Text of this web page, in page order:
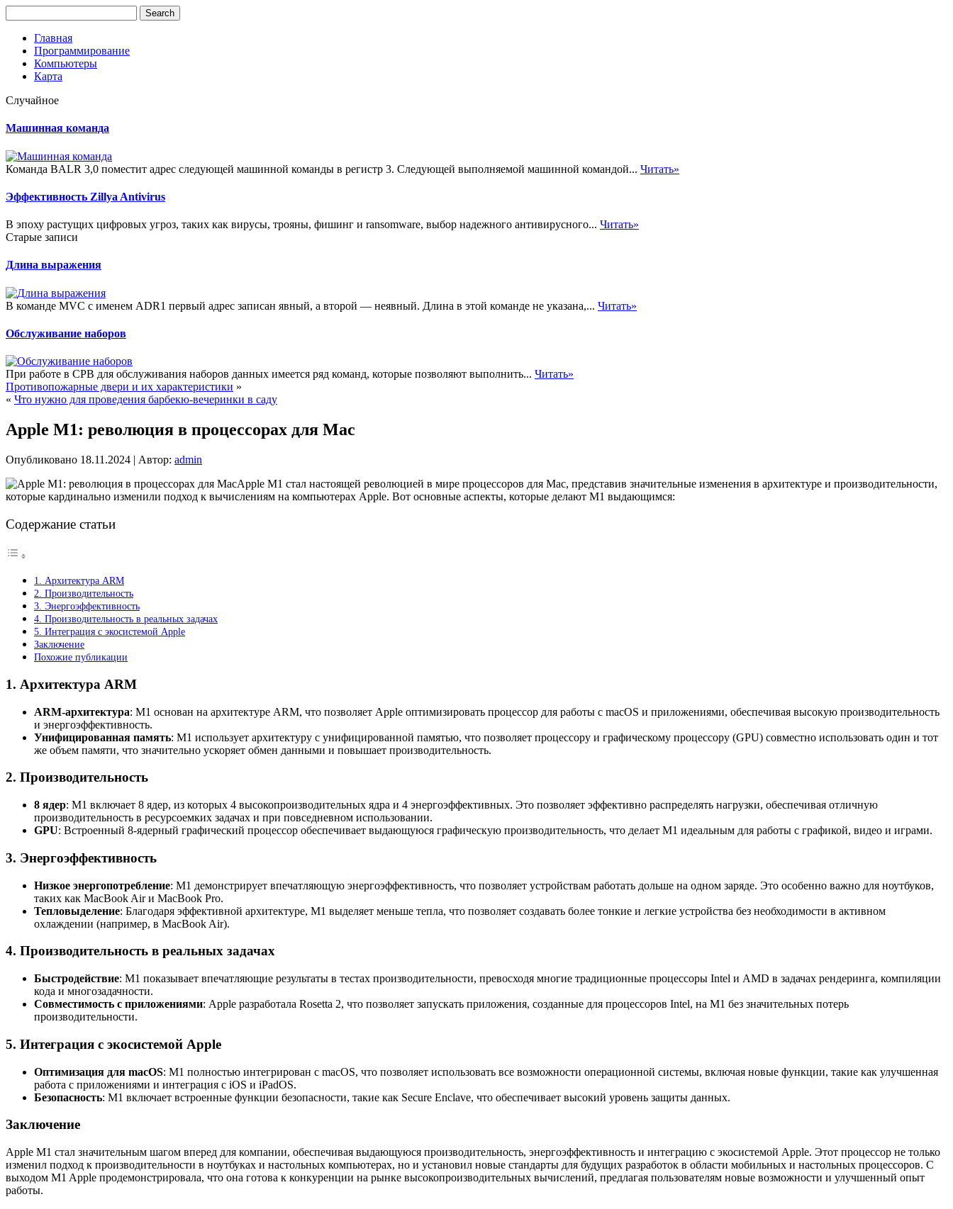
Главная
Программирование
Компьютеры
Карта
Случайное
Машинная команда
Команда BALR 3,0 поместит адрес следующей машинной команды в регистр 3. Следующей выполняемой машинной командой... Читать»
Эффективность Zillya Antivirus
В эпоху растущих цифровых угроз, таких как вирусы, трояны, фишинг и ransomware, выбор надежного антивирусного... Читать»
Старые записи
Длина выражения
В команде MVC с именем ADR1 первый адрес записан явный, а второй — неявный. Длина в этой команде не указана,... Читать»
Обслуживание наборов
При работе в СРВ для обслуживания наборов данных имеется ряд команд, которые позволяют выполнить... Читать»
Противопожарные двери и их характеристики »
« Что нужно для проведения барбекю-вечеринки в саду
Apple M1: революция в процессорах для Mac
Опубликовано 18.11.2024 | Автор: admin
Apple M1 стал настоящей революцией в мире процессоров для Mac, представив значительные изменения в архитектуре и производительности,
которые кардинально изменили подход к вычислениям на компьютерах Apple. Вот основные аспекты, которые делают M1 выдающимся:
Содержание статьи
1. Архитектура ARM
2. Производительность
3. Энергоэффективность
4. Производительность в реальных задачах
5. Интеграция с экосистемой Apple
Заключение
Похожие публикации
1. Архитектура ARM
ARM-архитектура: M1 основан на архитектуре ARM, что позволяет Apple оптимизировать процессор для работы с macOS и приложениями, обеспечивая высокую производительность
и энергоэффективность.
Унифицированная память: M1 использует архитектуру с унифицированной памятью, что позволяет процессору и графическому процессору (GPU) совместно использовать один и тот
же объем памяти, что значительно ускоряет обмен данными и повышает производительность.
2. Производительность
8 ядер: M1 включает 8 ядер, из которых 4 высокопроизводительных ядра и 4 энергоэффективных. Это позволяет эффективно распределять нагрузки, обеспечивая отличную
производительность в ресурсоемких задачах и при повседневном использовании.
GPU: Встроенный 8-ядерный графический процессор обеспечивает выдающуюся графическую производительность, что делает M1 идеальным для работы с графикой, видео и играми.
3. Энергоэффективность
Низкое энергопотребление: M1 демонстрирует впечатляющую энергоэффективность, что позволяет устройствам работать дольше на одном заряде. Это особенно важно для ноутбуков,
таких как MacBook Air и MacBook Pro.
Тепловыделение: Благодаря эффективной архитектуре, M1 выделяет меньше тепла, что позволяет создавать более тонкие и легкие устройства без необходимости в активном
охлаждении (например, в MacBook Air).
4. Производительность в реальных задачах
Быстродействие: M1 показывает впечатляющие результаты в тестах производительности, превосходя многие традиционные процессоры Intel и AMD в задачах рендеринга, компиляции
кода и многозадачности.
Совместимость с приложениями: Apple разработала Rosetta 2, что позволяет запускать приложения, созданные для процессоров Intel, на M1 без значительных потерь
производительности.
5. Интеграция с экосистемой Apple
Оптимизация для macOS: M1 полностью интегрирован с macOS, что позволяет использовать все возможности операционной системы, включая новые функции, такие как улучшенная
работа с приложениями и интеграция с iOS и iPadOS.
Безопасность: M1 включает встроенные функции безопасности, такие как Secure Enclave, что обеспечивает высокий уровень защиты данных.
Заключение
Apple M1 стал значительным шагом вперед для компании, обеспечивая выдающуюся производительность, энергоэффективность и интеграцию с экосистемой Apple. Этот процессор не только
изменил подход к производительности в ноутбуках и настольных компьютерах, но и установил новые стандарты для будущих разработок в области мобильных и настольных процессоров. С
выходом M1 Apple продемонстрировала, что она готова к конкуренции на рынке высокопроизводительных вычислений, предлагая пользователям новые возможности и улучшенный опыт
работы.